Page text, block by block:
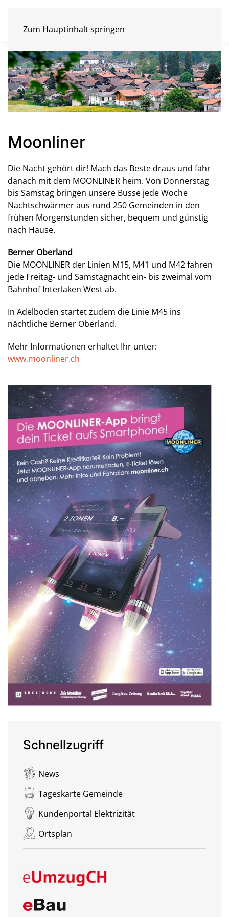
Zum Hauptinhalt springen
Moonliner
Die Nacht gehört dir! Mach das Beste draus und fahr
danach mit dem MOONLINER heim. Von Donnerstag
bis Samstag bringen unsere Busse jede Woche
Nachtschwärmer aus rund 250 Gemeinden in den
frühen Morgenstunden sicher, bequem und günstig
nach Hause.
Berner Oberland
Die MOONLINER der Linien M15, M41 und M42 fahren
jede Freitag- und Samstagnacht ein- bis zweimal vom
Bahnhof Interlaken West ab.
In Adelboden startet zudem die Linie M45 ins
nächtliche Berner Oberland.
Mehr Informationen erhaltet Ihr unter:
www.moonliner.ch
Schnellzugriff
News
Tageskarte Gemeinde
Kundenportal Elektrizität
Ortsplan